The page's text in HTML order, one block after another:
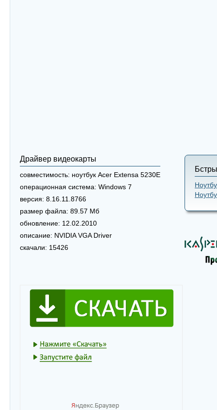
Драйвер видеокарты
совместимость: ноутбук Acer Extensa 5230E
операционная система: Windows 7
версия: 8.16.11.8766
размер файла: 89.57 Мб
обновление: 12.02.2010
описание: NVIDIA VGA Driver
скачали: 15426